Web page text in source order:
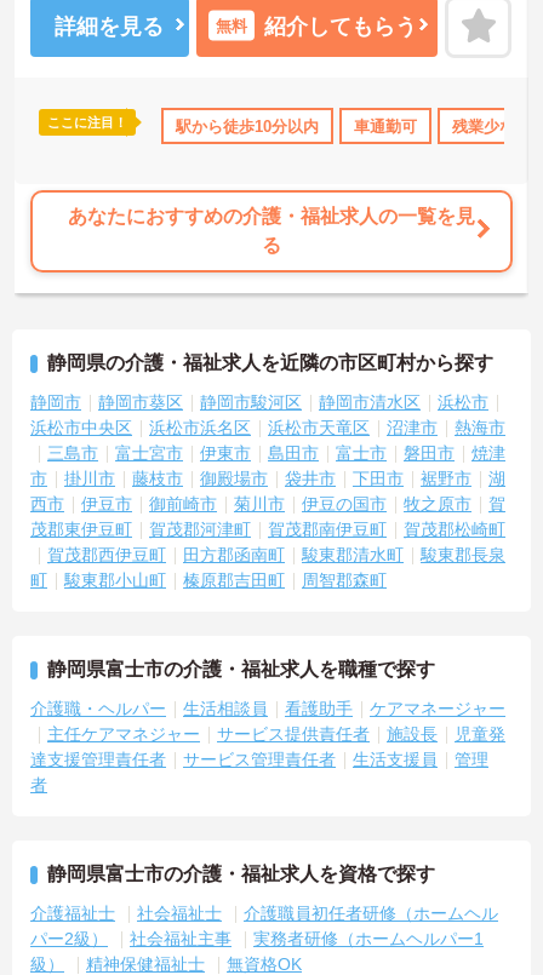
社会保険完備 交通費支給 退職金制度あり
担当するため、初任者研修や実務者研修の方も食事介助や入浴介助
などの生活を支えるケアに専念できる環境です。多職種で情報を共
なるほか、月平均の残業時間も5時間から7時間程度とかなり少なめ
です。常勤スタッフの比率が90パーセントを超えているため急な勤
に合わせた個別のOJT研修が実施されます。eラーニングも導入され
ており、多職種と連携しながら専門性を着実に深めていける環境が
★おすすめPOINT★
実施し、ｅラーニングを用いた学習の機会も提供されます
・施設内には看護師が24時間常駐しており、急変時の対応や専門的
な医療処置は看護師が担当するため負担が減ります
・介護スタッフと看護スタッフの比率が1対1で相談しやすく、初任
者研修や実務者研修からでも着実に専門性を高められます
＜残業月7時間以下で身体の負担を軽減！＞
・常勤で働くスタッフの比率が90パーセント以上と高く、急なシフ
ト変更や無理な長時間勤務が発生しにくい人員体制です
・訪問スケジュールに沿って施設内でのケアを行うため、月平均の
残業時間は5時間から7時間程度とかなり少なめに抑えられます
・介護福祉士や初任者研修などの資格や実務経験、夜勤回数がしっ
・年次を問わずリーダーや主任などのマネジメント職へ昇格する事
例も多数あり、腰を据えて長期的なキャリア形成が可能です
詳細を見る 無料 紹介してもらう
ここに注目！ 駅から徒歩10分以内 車通勤可 残業少なめ
あなたにおすすめの介護・福祉求人の一覧を見
る
静岡県の介護・福祉求人を近隣の市区町村から探す
静岡市 静岡市葵区 静岡市駿河区 静岡市清水区
浜松市
浜松市中央区
浜松市浜名区 浜松市天竜区 沼津市
熱海市
三島市
富士宮市 伊東市 島田市 富士市 磐田市
焼津
市
掛川市 藤枝市 御殿場市 袋井市 下田市 裾野市
湖
西市
伊豆市 御前崎市 菊川市 伊豆の国市 牧之原市
賀
茂郡東伊豆町
賀茂郡河津町 賀茂郡南伊豆町
賀茂郡松崎町
賀茂郡西伊豆町
田方郡函南町 駿東郡清水町
駿東郡長泉
町
駿東郡小山町 榛原郡吉田町 周智郡森町
静岡県富士市の介護・福祉求人を職種で探す
介護職・ヘルパー 生活相談員 看護助手
ケアマネージャー
主任ケアマネジャー
サービス提供責任者 施設長
児童発
達支援管理責任者
サービス管理責任者 生活支援員
管理
者
静岡県富士市の介護・福祉求人を資格で探す
介護福祉士 社会福祉士
介護職員初任者研修（ホームヘル
パー2級）
社会福祉主事
実務者研修（ホームヘルパー1
級）
精神保健福祉士 無資格OK